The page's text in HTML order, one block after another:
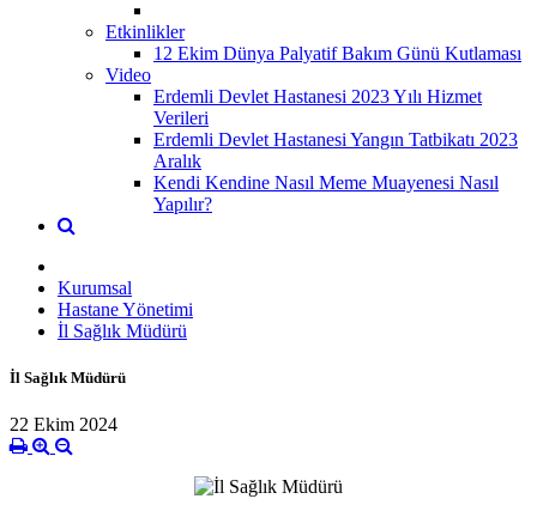
Etkinlikler
12 Ekim Dünya Palyatif Bakım Günü Kutlaması
Video
Erdemli Devlet Hastanesi 2023 Yılı Hizmet
Verileri
Erdemli Devlet Hastanesi Yangın Tatbikatı 2023
Aralık
Kendi Kendine Nasıl Meme Muayenesi Nasıl
Yapılır?
Kurumsal
Hastane Yönetimi
İl Sağlık Müdürü
İl Sağlık Müdürü
22 Ekim 2024